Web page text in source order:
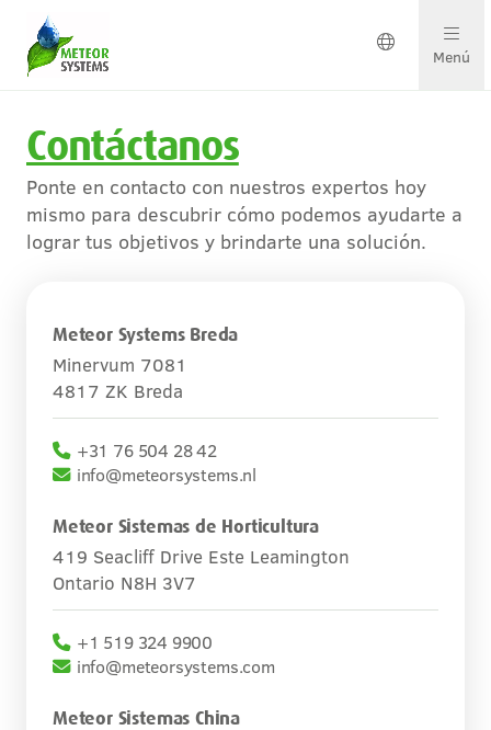
Menú
Soluciones en crecimiento
Soluciones por cultivo
Sobre nosotros
Nuestro equipo
Proyectos y actualizaciones
Carreras
Contacto
Contáctanos
Ponte en contacto con nuestros expertos hoy
mismo para descubrir cómo podemos ayudarte a
lograr tus objetivos y brindarte una solución.
Meteor Systems Breda
Minervum 7081
4817 ZK Breda
+31 76 504 28 42
info@meteorsystems.nl
Meteor Sistemas de Horticultura
419 Seacliff Drive Este Leamington
Ontario N8H 3V7
+1 519 324 9900
info@meteorsystems.com
Meteor Sistemas China